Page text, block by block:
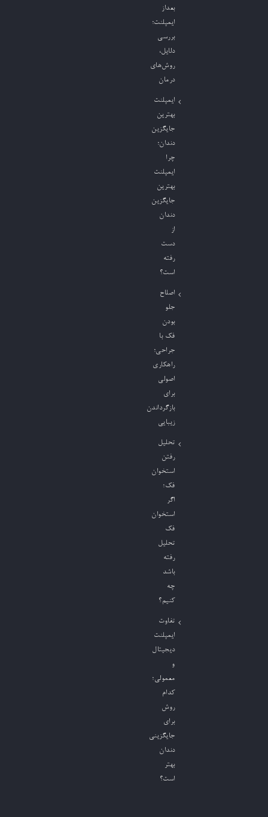
بعداز
ایمپلنت؛
بررسی
دلایل،
روش‌های
درمان
ایمپلنت
بهترین
جایگزین
دندان؛
چرا
ایمپلنت
بهترین
جایگزین
دندان
از
دست
رفته
است؟
اصلاح
جلو
بودن
فک با
جراحی؛
راهکاری
اصولی
برای
بازگرداندن
زیبایی
تحلیل
رفتن
استخوان
فک؛
اگر
استخوان
فک
تحلیل
رفته
باشد
چه
کنیم؟
تفاوت
ایمپلنت
دیجیتال
و
معمولی؛
کدام
روش
برای
جایگزینی
دندان
بهتر
است؟